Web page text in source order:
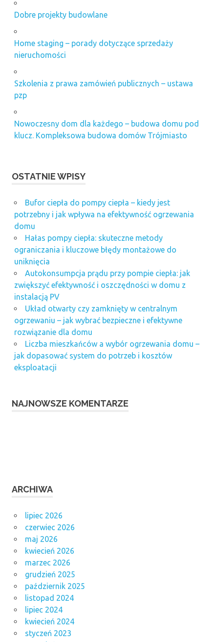
Dobre projekty budowlane
Home staging – porady dotyczące sprzedaży
nieruchomości
Szkolenia z prawa zamówień publicznych – ustawa
pzp
Nowoczesny dom dla każdego – budowa domu pod
klucz. Kompleksowa budowa domów Trójmiasto
OSTATNIE WPISY
Bufor ciepła do pompy ciepła – kiedy jest
potrzebny i jak wpływa na efektywność ogrzewania
domu
Hałas pompy ciepła: skuteczne metody
ograniczania i kluczowe błędy montażowe do
uniknięcia
Autokonsumpcja prądu przy pompie ciepła: jak
zwiększyć efektywność i oszczędności w domu z
instalacją PV
Układ otwarty czy zamknięty w centralnym
ogrzewaniu – jak wybrać bezpieczne i efektywne
rozwiązanie dla domu
Liczba mieszkańców a wybór ogrzewania domu –
jak dopasować system do potrzeb i kosztów
eksploatacji
NAJNOWSZE KOMENTARZE
ARCHIWA
lipiec 2026
czerwiec 2026
maj 2026
kwiecień 2026
marzec 2026
grudzień 2025
październik 2025
listopad 2024
lipiec 2024
kwiecień 2024
styczeń 2023